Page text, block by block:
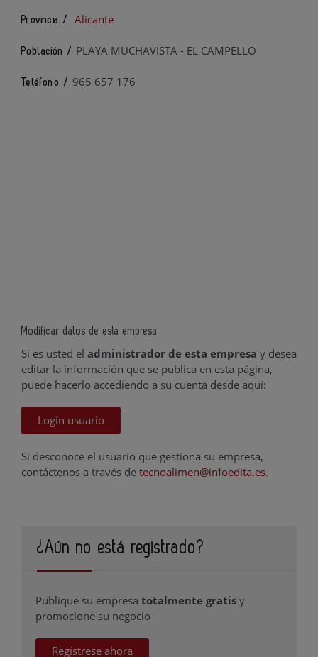
Provincia / Alicante
Población / PLAYA MUCHAVISTA - EL CAMPELLO
Teléfono / 965 657 176
Modificar datos de esta empresa
Si es usted el administrador de esta empresa y desea
editar la información que se publica en esta página,
puede hacerlo accediendo a su cuenta desde aquí:
Login usuario
Si desconoce el usuario que gestiona su empresa,
contáctenos a través de tecnoalimen@infoedita.es.
¿Aún no está registrado?
Publique su empresa totalmente gratis y
promocione su negocio
Regístrese ahora